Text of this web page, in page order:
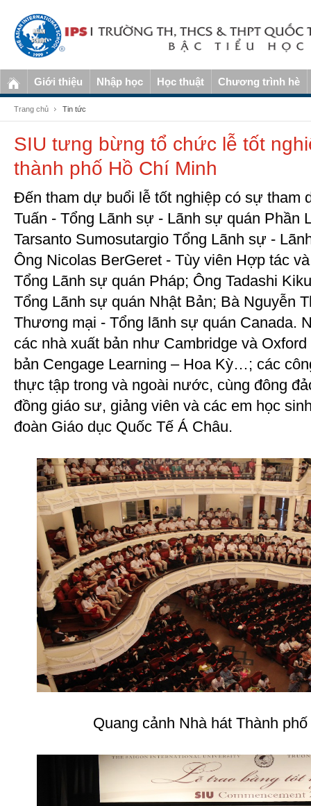
Giới thiệu Nhập học Học thuật Chương trình hè
Trang chủ Tin tức
SIU tưng bừng tổ chức lễ tốt
thành phố Hồ Chí Minh
Đến tham dự buổi lễ tốt nghiệp có sự tham
Tuấn - Tổng Lãnh sự - Lãnh sự quán Phần
Tarsanto Sumosutargio Tổng Lãnh sự -
Ông Nicolas BerGeret - Tùy viên Hợp tác
Tổng Lãnh sự quán Pháp; Ông Tadashi
Tổng Lãnh sự quán Nhật Bản; Bà Nguyễn
Thương mại - Tổng lãnh sự quán Canada.
các nhà xuất bản như Cambridge và
bản Cengage Learning – Hoa Kỳ…; các
thực tập trong và ngoài nước, cùng đông
đồng giáo sư, giảng viên và các em học
đoàn Giáo dục Quốc Tế Á Châu.
Quang cảnh Nhà hát Thành